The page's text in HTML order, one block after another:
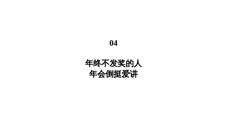
04
年终不发奖的人
年会倒挺爱讲